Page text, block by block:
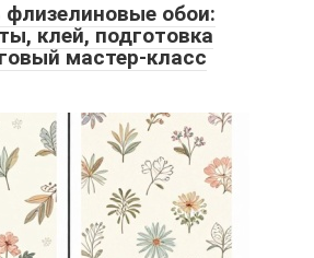
флизелиновые обои:
клей, подготовка
мастер-класс